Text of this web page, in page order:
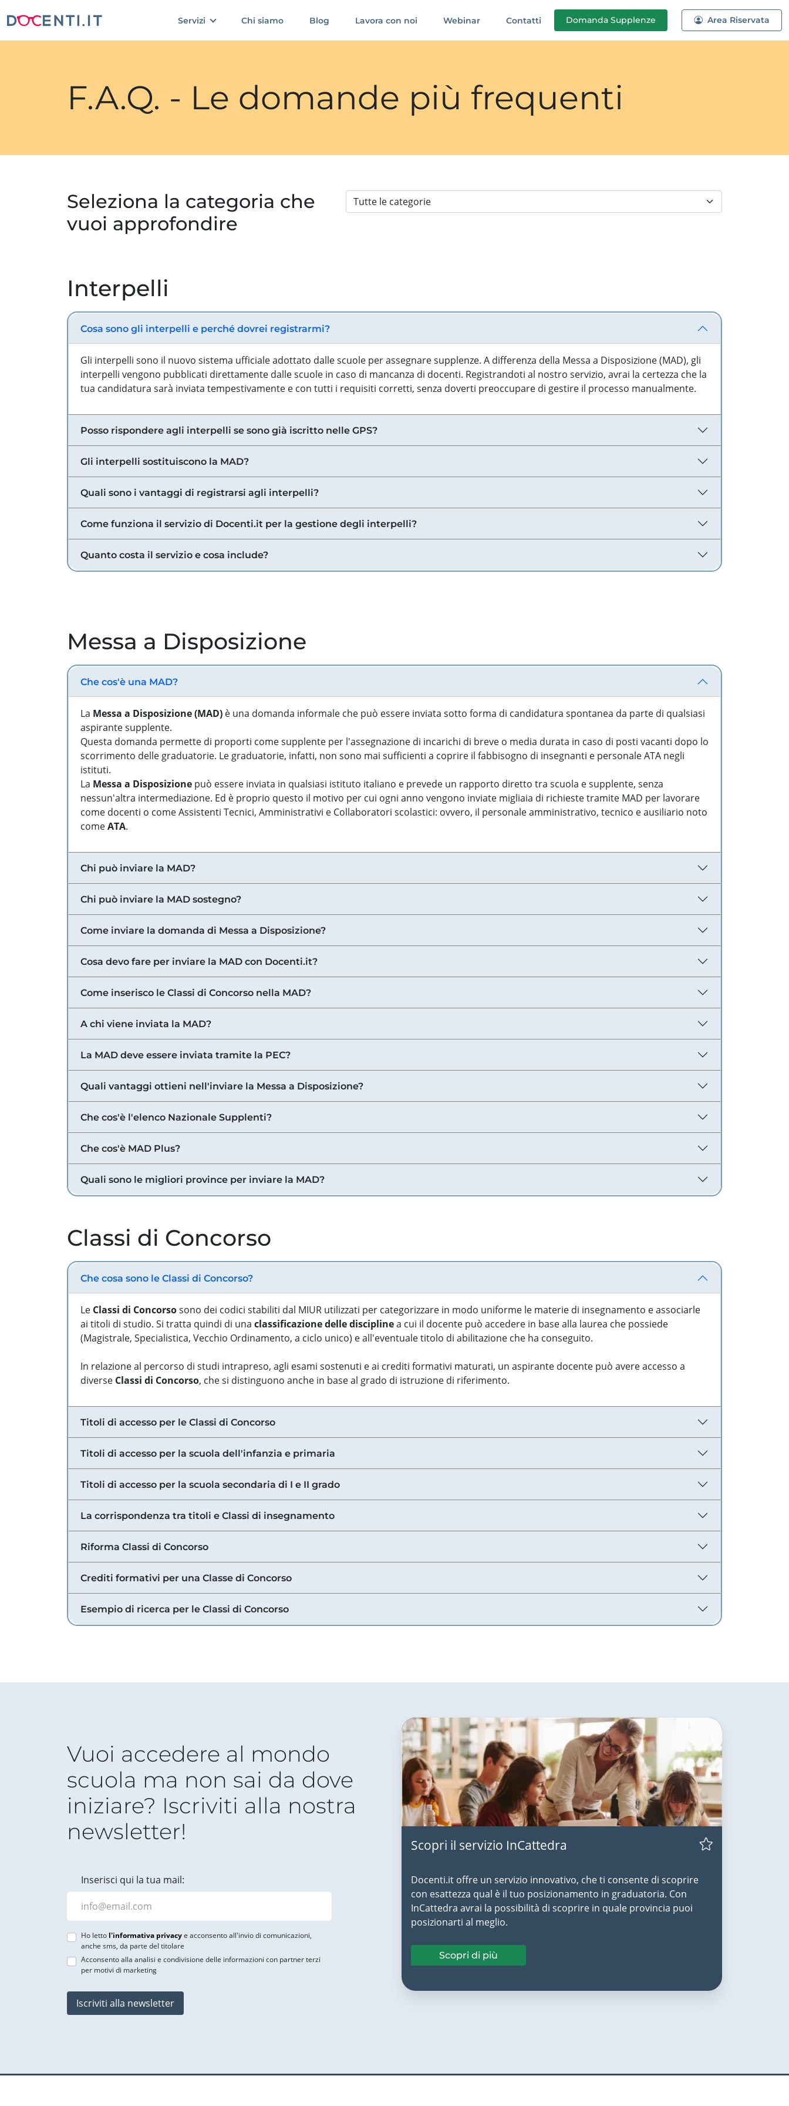
Servizi Chi siamo Blog Lavora con noi Webinar Contatti Domanda Supplenze Area Riservata
F.A.Q. - Le domande più frequenti
Seleziona la categoria che
vuoi approfondire
Interpelli
Cosa sono gli interpelli e perché dovrei registrarmi?
Gli interpelli sono il nuovo sistema ufficiale adottato dalle scuole per assegnare supplenze. A differenza della Messa a Disposizione (MAD), gli
interpelli vengono pubblicati direttamente dalle scuole in caso di mancanza di docenti. Registrandoti al nostro servizio, avrai la certezza che la
tua candidatura sarà inviata tempestivamente e con tutti i requisiti corretti, senza doverti preoccupare di gestire il processo manualmente.
Posso rispondere agli interpelli se sono già iscritto nelle GPS?
Gli interpelli sostituiscono la MAD?
Quali sono i vantaggi di registrarsi agli interpelli?
Come funziona il servizio di Docenti.it per la gestione degli interpelli?
Quanto costa il servizio e cosa include?
Messa a Disposizione
Che cos'è una MAD?
La Messa a Disposizione (MAD) è una domanda informale che può essere inviata sotto forma di candidatura spontanea da parte di qualsiasi
aspirante supplente.
Questa domanda permette di proporti come supplente per l'assegnazione di incarichi di breve o media durata in caso di posti vacanti dopo lo
scorrimento delle graduatorie. Le graduatorie, infatti, non sono mai sufficienti a coprire il fabbisogno di insegnanti e personale ATA negli
istituti.
La Messa a Disposizione può essere inviata in qualsiasi istituto italiano e prevede un rapporto diretto tra scuola e supplente, senza
nessun'altra intermediazione. Ed è proprio questo il motivo per cui ogni anno vengono inviate migliaia di richieste tramite MAD per lavorare
come docenti o come Assistenti Tecnici, Amministrativi e Collaboratori scolastici: ovvero, il personale amministrativo, tecnico e ausiliario noto
comeATA.
Chi può inviare la MAD?
Chi può inviare la MAD sostegno?
Come inviare la domanda di Messa a Disposizione?
Cosa devo fare per inviare la MAD con Docenti.it?
Come inserisco le Classi di Concorso nella MAD?
A chi viene inviata la MAD?
La MAD deve essere inviata tramite la PEC?
Quali vantaggi ottieni nell'inviare la Messa a Disposizione?
Che cos'è l'elenco Nazionale Supplenti?
Che cos'è MAD Plus?
Quali sono le migliori province per inviare la MAD?
Classi di Concorso
Che cosa sono le Classi di Concorso?
Le Classi di Concorsosono dei codici stabiliti dal MIUR utilizzati per categorizzare in modo uniforme le materie di insegnamento e associarle
ai titoli di studio. Si tratta quindi di una classificazione delle disciplinea cui il docente può accedere in base alla laurea che possiede
(Magistrale, Specialistica, Vecchio Ordinamento, a ciclo unico) e all'eventuale titolo di abilitazione che ha conseguito.
In relazione al percorso di studi intrapreso, agli esami sostenuti e ai crediti formativi maturati, un aspirante docente può avere accesso a
diverse Classi di Concorso, che si distinguono anche in base al grado di istruzione di riferimento.
Titoli di accesso per le Classi di Concorso
Titoli di accesso per la scuola dell'infanzia e primaria
Titoli di accesso per la scuola secondaria di I e II grado
La corrispondenza tra titoli e Classi di insegnamento
Riforma Classi di Concorso
Crediti formativi per una Classe di Concorso
Esempio di ricerca per le Classi di Concorso
Vuoi accedere al mondo
scuola ma non sai da dove
iniziare? Iscriviti alla nostra
newsletter!
Inserisci qui la tua mail:
Ho letto l'informativa privacye acconsento all'invio di comunicazioni,
anche sms, da parte del titolare
Acconsento alla analisi e condivisione delle informazioni con partner terzi
per motivi di marketing
Iscriviti alla newsletter
Scopri il servizio InCattedra
Docenti.it offre un servizio innovativo, che ti consente di scoprire
con esattezza qual è il tuo posizionamento in graduatoria. Con
InCattedra avrai la possibilità di scoprire in quale provincia puoi
posizionarti al meglio.
Scopri di più